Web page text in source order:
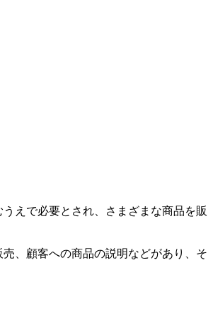
えで必要とされ、さまざまな商品を販
、顧客への商品の説明などがあり、そ